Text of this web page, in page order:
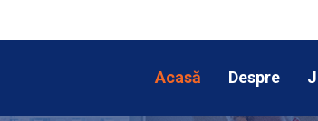
Acasă Despre